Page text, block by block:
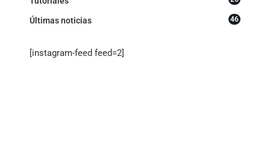
Últimas noticias 46
[instagram-feed feed=2]